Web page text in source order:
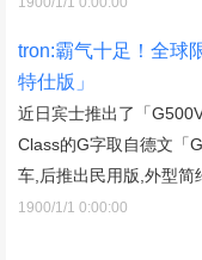
tron:霸气十足！全球
特仕版」
近日宾士推出了「
Class的G字取自德文「
车,后推出民用版,外型简
1900/1/1 0:00:00